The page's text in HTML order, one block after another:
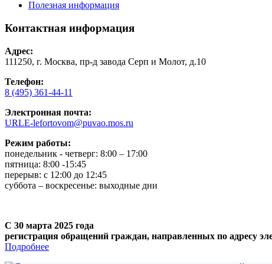
Полезная информация
Контактная информация
Адрес:
111250, г. Москва, пр-д завода Серп и Молот, д.10
Телефон:
8 (495) 361-44-11
Электронная почта:
URLE-lefortovom@puvao.mos.ru
Режим работы:
понедельник - четверг: 8:00 – 17:00
пятница: 8:00 -15:45
перерыв: с 12:00 до 12:45
суббота – воскресенье: выходные дни
С 30 марта 2025 года
регистрация обращений граждан, направленных по адресу
Подробнее